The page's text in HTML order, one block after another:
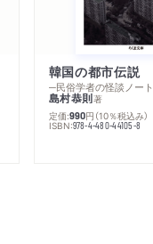
韓国の都市伝説
─民俗学者の怪談ノート
島村恭則著
定価:990円 （10％税込み）
ISBN:978-4-480-44105-8